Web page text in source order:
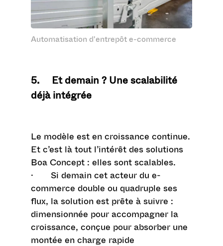
Automatisation d'entrepôt e-commerce
5. Et demain ? Une scalabilité
déjà intégrée
Le modèle est en croissance continue.
Et c’est là tout l’intérêt des solutions
Boa Concept : elles sont scalables.
· Si demain cet acteur du e-
commerce double ou quadruple ses
flux, la solution est prête à suivre :
dimensionnée pour accompagner la
croissance, conçue pour absorber une
montée en charge rapide